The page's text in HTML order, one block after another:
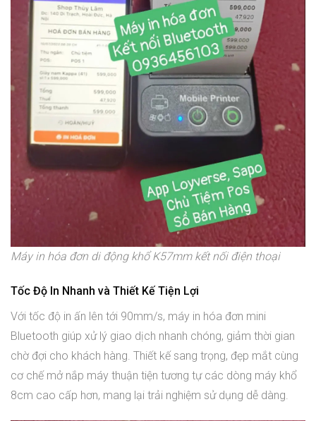
Máy in hóa đơn di động khổ K57mm kết nối điện thoại
Tốc Độ In Nhanh và Thiết Kế Tiện Lợi
Với tốc độ in ấn lên tới 90mm/s, máy in hóa đơn mini
Bluetooth giúp xử lý giao dịch nhanh chóng, giảm thời gian
chờ đợi cho khách hàng. Thiết kế sang trọng, đẹp mắt cùng
cơ chế mở nắp máy thuận tiện tương tự các dòng máy khổ
8cm cao cấp hơn, mang lại trải nghiệm sử dụng dễ dàng.